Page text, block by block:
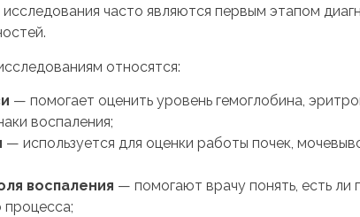
часто являются первым этапом
относятся:
— помогает оценить уровень гемоглобина,
воспаления;
— используется для оценки работы почек,
воспаления — помогают врачу понять, есть ли
процесса;